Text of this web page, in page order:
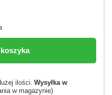
ilości Wysyłka w
w magazynie)